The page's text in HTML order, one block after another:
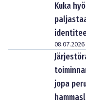
Kuka
08.07.2026
jopa